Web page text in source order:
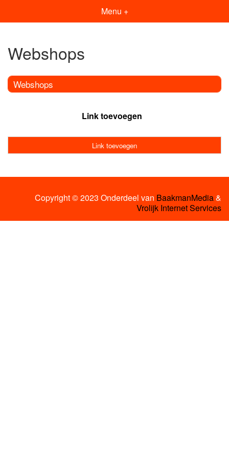
Menu +
Webshops
Webshops
Link toevoegen
Link toevoegen
Copyright © 2023 Onderdeel van BaakmanMedia&
Vrolijk Internet Services